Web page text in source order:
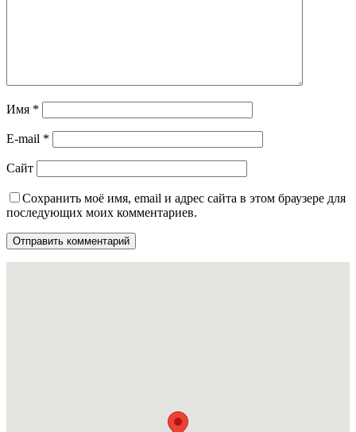
Имя *
E-mail *
Сайт
Сохранить моё имя, email и адрес сайта в этом браузере для
последующих моих комментариев.